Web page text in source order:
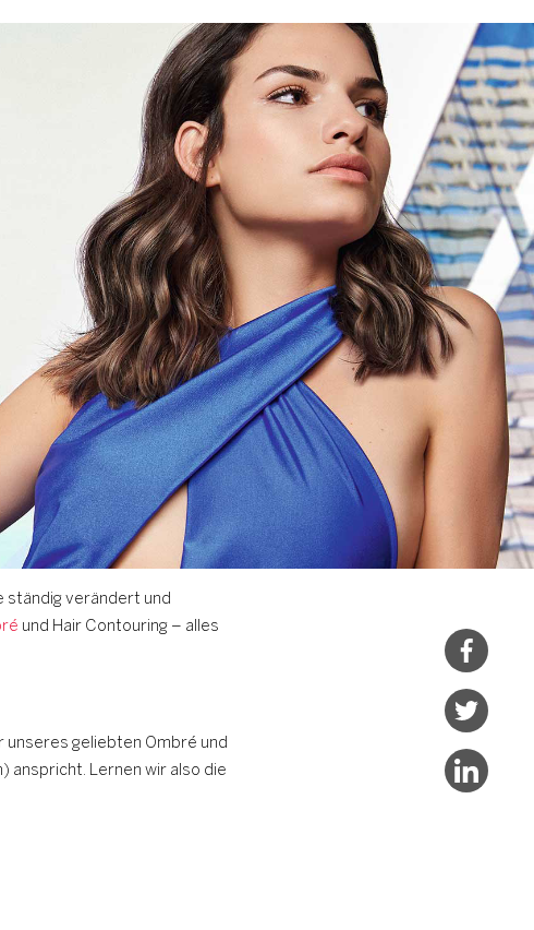
ständig verändert und
und Hair Contouring – alles
unseres geliebten Ombré und
anspricht. Lernen wir also die